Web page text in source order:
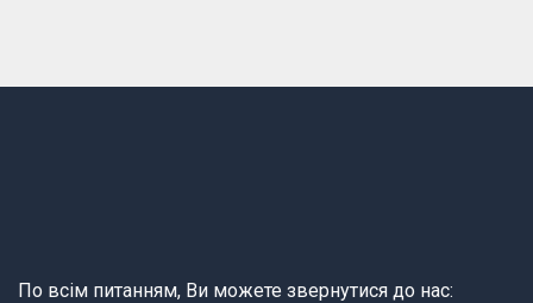
По всім питанням, Ви можете звернутися до нас: